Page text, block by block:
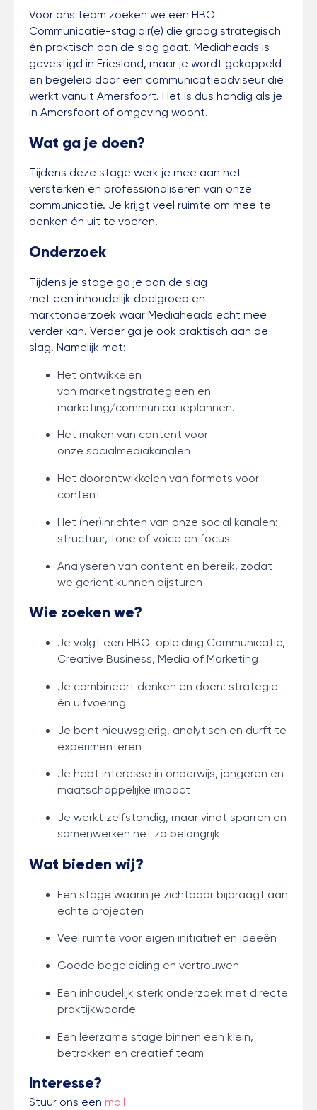
Voor ons team zoeken we een HBO
Communicatie-stagiair(e) die graag strategisch
én praktisch aan de slag gaat. Mediaheads is
gevestigd in Friesland, maar je wordt gekoppeld
en begeleid door een communicatieadviseur die
werkt vanuit Amersfoort. Het is dus handig als je
in Amersfoort of omgeving woont.
Wat ga je doen?
Tijdens deze stage werk je mee aan het
versterken en professionaliseren van onze
communicatie. Je krijgt veel ruimte om mee te
denken én uit te voeren.
Onderzoek
Tijdens je stage ga je aan de slag
met een inhoudelijk doelgroep en
marktonderzoek waar Mediaheads echt mee
verder kan. Verder ga je ook praktisch aan de
slag. Namelijk met:
Het ontwikkelen
van marketingstrategieen en
marketing/communicatieplannen.
Het maken van content voor
onze socialmediakanalen
Het doorontwikkelen van formats voor
content
Het (her)inrichten van onze social kanalen:
structuur, tone of voice en focus
Analyseren van content en bereik, zodat
we gericht kunnen bijsturen
Wie zoeken we?
Je volgt een HBO-opleiding Communicatie,
Creative Business, Media of Marketing
Je combineert denken en doen: strategie
én uitvoering
Je bent nieuwsgierig, analytisch en durft te
experimenteren
Je hebt interesse in onderwijs, jongeren en
maatschappelijke impact
Je werkt zelfstandig, maar vindt sparren en
samenwerken net zo belangrijk
Wat bieden wij?
Een stage waarin je zichtbaar bijdraagt aan
echte projecten
Veel ruimte voor eigen initiatief en ideeën
Goede begeleiding en vertrouwen
Een inhoudelijk sterk onderzoek met directe
praktijkwaarde
Een leerzame stage binnen een klein,
betrokken en creatief team
Interesse?
Stuur ons een mail